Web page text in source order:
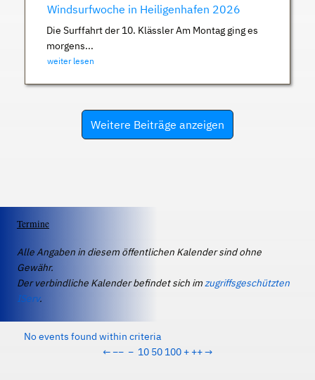
Windsurfwoche in Heiligenhafen 2026
Die Surffahrt der 10. Klässler Am Montag ging es
morgens...
weiter lesen
Weitere Beiträge anzeigen
Termine
Alle Angaben in diesem öffentlichen Kalender sind ohne
Gewähr.
Der verbindliche Kalender befindet sich imzugriffsgeschützten
IServ.
No events found within criteria
← −− − 10 50 100 + ++→